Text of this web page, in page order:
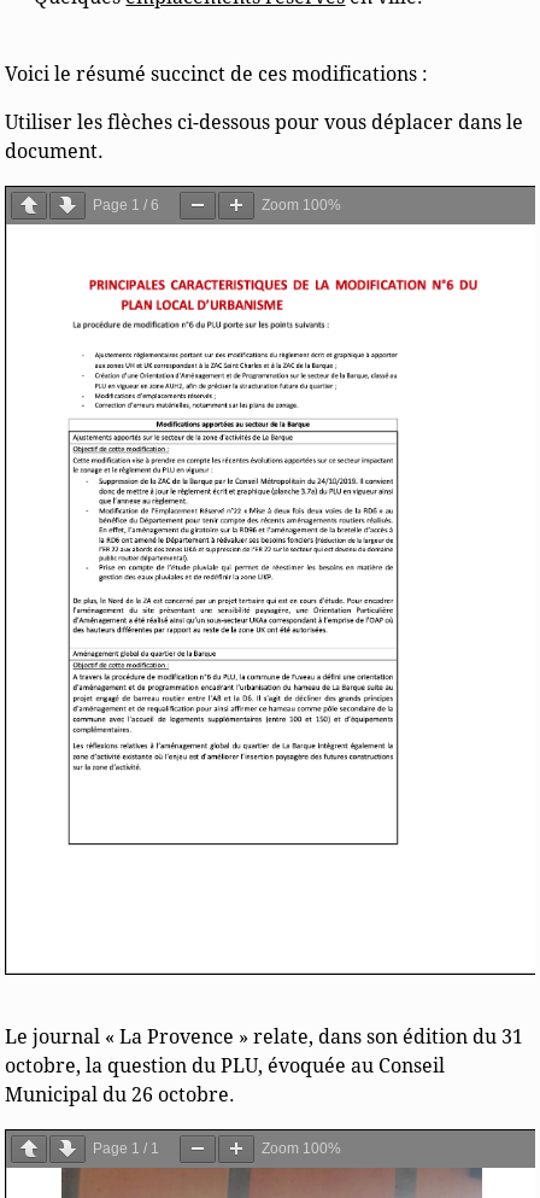
Voici le résumé succinct de ces modifications :
Utiliser les flèches ci-dessous pour vous déplacer dans le
document.
Page 1 /6 Zoom 100%
Le journal « La Provence » relate, dans son édition du 31
octobre, la question du PLU, évoquée au Conseil
Municipal du 26 octobre.
Page 1 / 1 Zoom 100%